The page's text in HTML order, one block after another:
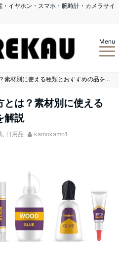
イヤホン・スマホ・腕時計・カメラサイ
Menu
革用の接着剤の選び方とは？素材別に使える種類とおすすめの品を解説
は？素材別に使える
解説
, 日用品 kamokamo1